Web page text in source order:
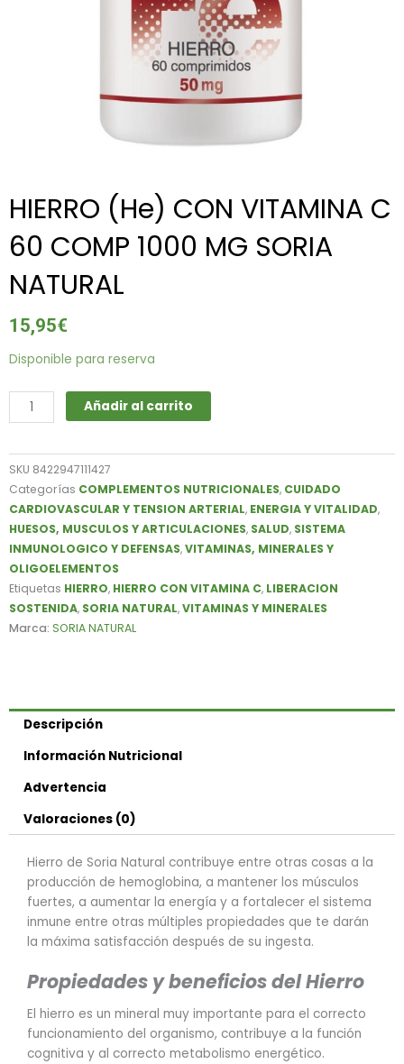
HIERRO (He) CON VITAMINA C
60 COMP 1000 MG SORIA
NATURAL
15,95€
Disponible para reserva
HIERRO
CON
VITAMINA
60
COMP
1000
MG
SORIA
NATURAL
cantidad
Añadir al carrito
SKU 8422947111427
Categorías COMPLEMENTOS NUTRICIONALES, CUIDADO
CARDIOVASCULAR Y TENSION ARTERIAL, ENERGIA Y VITALIDAD,
HUESOS, MUSCULOS Y ARTICULACIONES, SALUD, SISTEMA
INMUNOLOGICO Y DEFENSAS,VITAMINAS, MINERALES Y
OLIGOELEMENTOS
Etiquetas HIERRO, HIERRO CON VITAMINA C, LIBERACION
SOSTENIDA, SORIA NATURAL,VITAMINAS Y MINERALES
Marca: SORIA NATURAL
Descripción
Información Nutricional
Advertencia
Valoraciones (0)
Hierro de Soria Natural contribuye entre otras cosas a la
producción de hemoglobina, a mantener los músculos
fuertes, a aumentar la energía y a fortalecer el sistema
inmune entre otras múltiples propiedades que te darán
la máxima satisfacción después de su ingesta.
Propiedades y beneficios del Hierro
El hierro es un mineral muy importante para el correcto
funcionamiento del organismo, contribuye a la función
cognitiva y al correcto metabolismo energético.